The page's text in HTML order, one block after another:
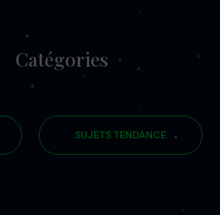
Catégories
SUJETS TENDANCE